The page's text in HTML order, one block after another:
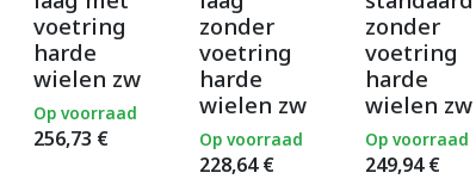
voetring
harde
wielen zw
256,73 €
Op voorraad
zonder
voetring
harde
wielen zw
228,64€
Op voorraad
zonder
voetring
harde
wielen zw
249,94€
Op voorraad